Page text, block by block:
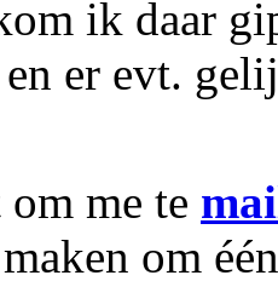
ik daar
en er evt.
me te
om